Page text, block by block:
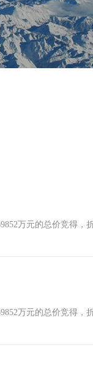
万元的总价竞得，
万元的总价竞得，